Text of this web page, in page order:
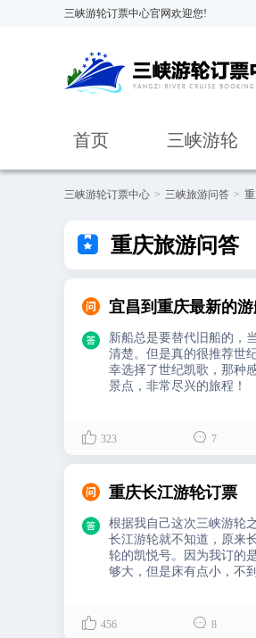
三峡游轮订票中心官网欢迎您!
首页 三峡游轮
三峡游轮订票中心 > 三峡旅游问答 >
 重庆旅游问答
 宜昌到重庆最新的

新船总是要替代旧船的，
清楚。但是真的很推荐世
幸选择了世纪凯歌，那种
景点，非常尽兴的旅程！
 323  7
 重庆长江游轮订票

根据我自己这次三峡游轮
长江游轮就不知道，原来
轮的凯悦号。因为我订的
够大，但是床有点小，不
 456  8